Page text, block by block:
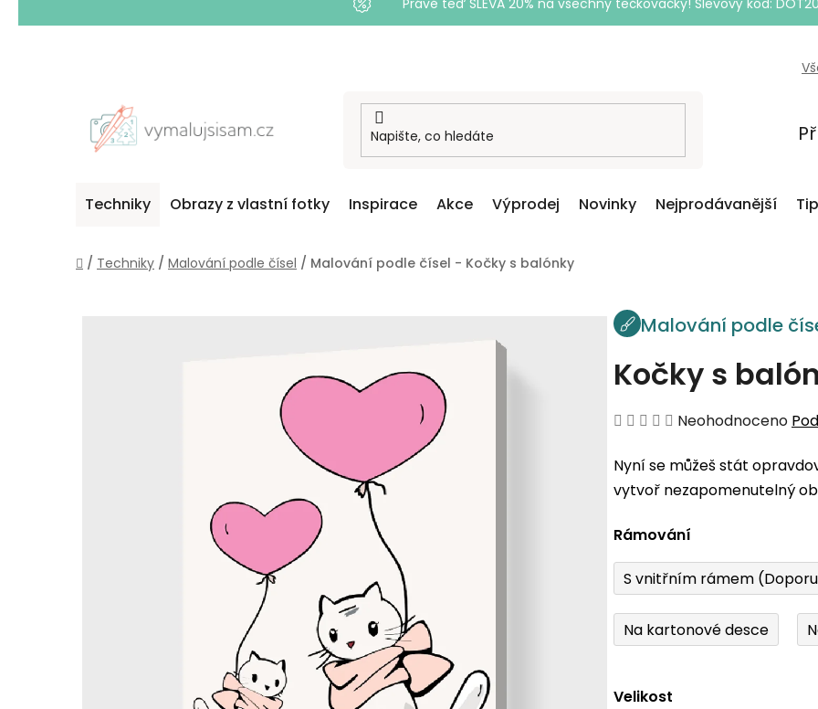
Právě teď SLEVA 20% na všechny tečkovačky! Slevový kód:
Techniky Obrazy z vlastní fotky Inspirace Akce Výprodej Novinky Nejprodávanější
Domů
/ Techniky / Malování podle čísel / Malování podle čísel - Kočky s balónky
Malování podle
Kočky s
Průměrné
produktu
je
z
5
hvězdiček.
Neohodnoceno
Nyní se můžeš stát
vytvoř nezapomenutelný
Rámování
S vnitřním rámem
Na kartonové desce
Velikost